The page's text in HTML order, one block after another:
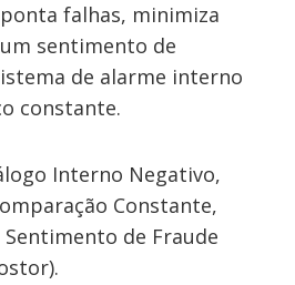
falhas, minimiza
sentimento de
de alarme interno
constante.
Interno Negativo,
Constante,
de Fraude